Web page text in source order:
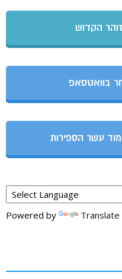
הקדוש
בוואטסאפ
עשר הספירות
Powered by Translate